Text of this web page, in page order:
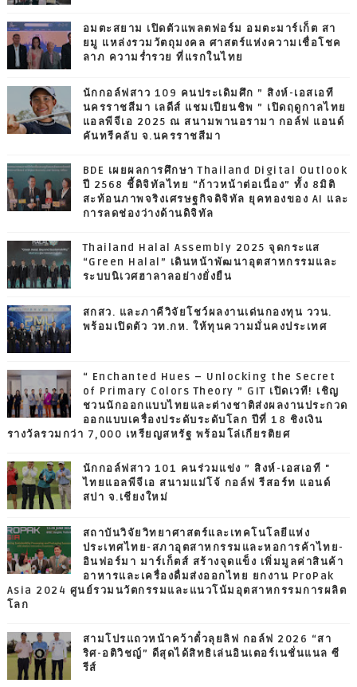
อมตะสยาม เปิดตัวแพลตฟอร์ม อมตะมาร์เก็ต สา
ยมู แหล่งรวมวัตถุมงคล ศาสตร์แห่งความเชื่อโชค
ลาภ ความร่ำรวย ที่แรกในไทย
นักกอล์ฟสาว 109 คนประเดิมศึก ” สิงห์-เอสเอที
นครราชสีมา เลดีส์ แชมเปียนชิพ ” เปิดฤดูกาลไทย
แอลพีจีเอ 2025 ณ สนามพานอรามา กอล์ฟ แอนด์
คันทรีคลับ จ.นครราชสีมา
BDE เผยผลการศึกษา Thailand Digital Outlook
ปี 2568 ชี้ดิจิทัลไทย “ก้าวหน้าต่อเนื่อง” ทั้ง 8มิติ
สะท้อนภาพจริงเศรษฐกิจดิจิทัล ยุคทองของ AI และ
การลดช่องว่างด้านดิจิทัล
Thailand Halal Assembly 2025 จุดกระแส
“Green Halal” เดินหน้าพัฒนาอุตสาหกรรมและ
ระบบนิเวศฮาลาลอย่างยั่งยืน
สกสว. และภาคีวิจัยโชว์ผลงานเด่นกองทุน ววน.
พร้อมเปิดตัว วท.กห. ให้ทุนความมั่นคงประเทศ
“ Enchanted Hues – Unlocking the Secret
of Primary Colors Theory ” GIT เปิดเวที! เชิญ
ชวนนักออกแบบไทยและต่างชาติส่งผลงานประกวด
ออกแบบเครื่องประดับระดับโลก ปีที่ 18 ชิงเงิน
รางวัลรวมกว่า 7,000 เหรียญสหรัฐ พร้อมโล่เกียรติยศ
นักกอล์ฟสาว 101 คนร่วมแข่ง ” สิงห์-เอสเอที "
ไทยแอลพีจีเอ สนามแม่โจ้ กอล์ฟ รีสอร์ท แอนด์
สปา จ.เชียงใหม่
สถาบันวิจัยวิทยาศาสตร์และเทคโนโลยีแห่ง
ประเทศไทย-สภาอุตสาหกรรมและหอการค้าไทย-
อินฟอร์มา มาร์เก็ตส์ สร้างจุดแข็ง เพิ่มมูลค่าสินค้า
อาหารและเครื่องดื่มส่งออกไทย ยกงาน ProPak
Asia 2024 ศูนย์รวมนวัตกรรมและแนวโน้มอุตสาหกรรมการผลิต
โลก
สามโปรแถวหน้าคว้าตั๋วลุยลิฟ กอล์ฟ 2026 “สา
ริศ-อติวิชญ์” ดีสุดได้สิทธิเล่นอินเตอร์เนชั่นแนล ซี
รีส์